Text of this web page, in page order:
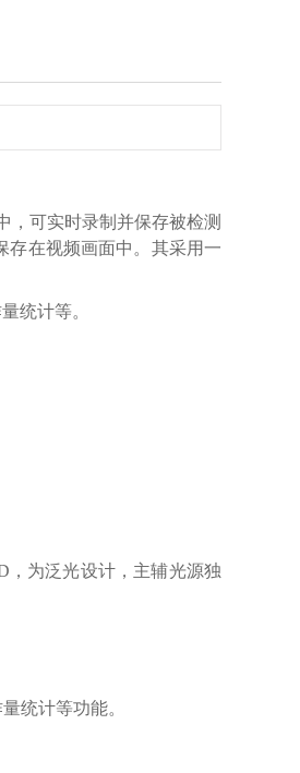
，可实时录制并保存被检测
存在视频画面中。其采用一
统计等。
，为泛光设计，主辅光源独
统计等功能。